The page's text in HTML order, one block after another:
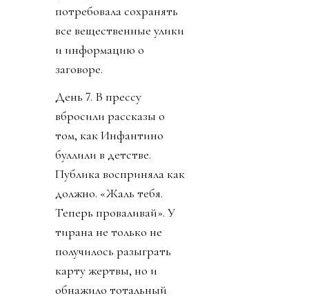
потребовала сохранять
все вещественные улики
и информацию о
заговоре.
День 7. В прессу
вбросили рассказы о
том, как Инфантино
буллили в детстве.
Публика восприняла как
должно. «Жаль тебя.
Теперь проваливай». У
тирана не только не
получилось разыграть
карту жертвы, но и
обнажило тотальный